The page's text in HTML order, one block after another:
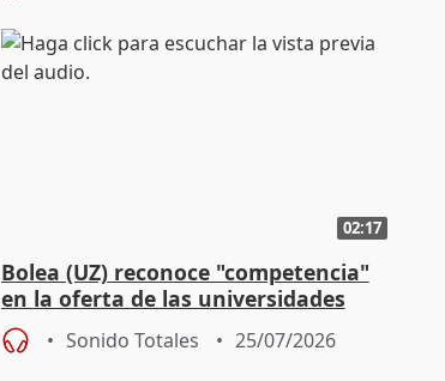
02:17
Bolea (UZ) reconoce "competencia"
en la oferta de las universidades
privadas
Sonido Totales 25/07/2026